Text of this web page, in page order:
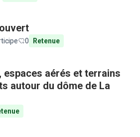
0 Retenue
espaces aérés et terrains
autour du dôme de La